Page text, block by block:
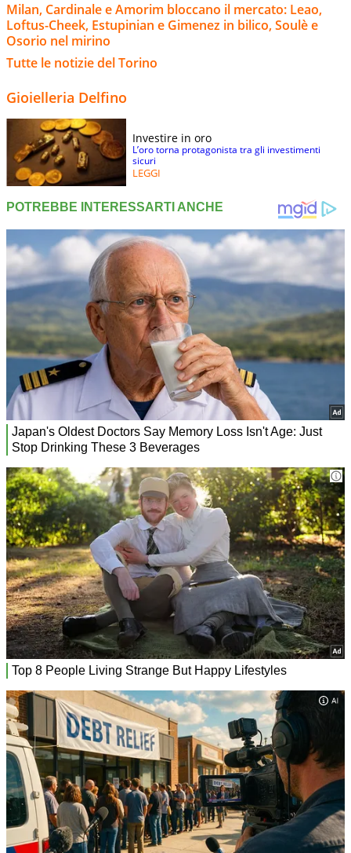
Milan, Cardinale e Amorim bloccano il mercato: Leao,
Loftus-Cheek, Estupinian e Gimenez in bilico, Soulè e
Osorio nel mirino
Tutte le notizie del Torino
Gioielleria Delfino
Investire in oro
L’oro torna protagonista tra gli investimenti
sicuri
LEGGI